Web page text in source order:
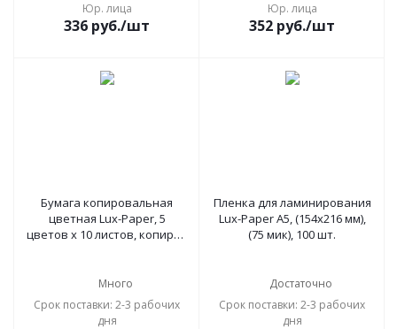
Юр. лица
336 руб./шт
Юр. лица
352 руб./шт
Бумага копировальная
цветная Lux-Paper, 5
цветов х 10 листов, копирка
Много
Срок поставки: 2-3 рабочих
дня
Пленка для ламинирования
Lux-Paper А5, (154х216 мм),
(75 мик), 100 шт.
Достаточно
Срок поставки: 2-3 рабочих
дня